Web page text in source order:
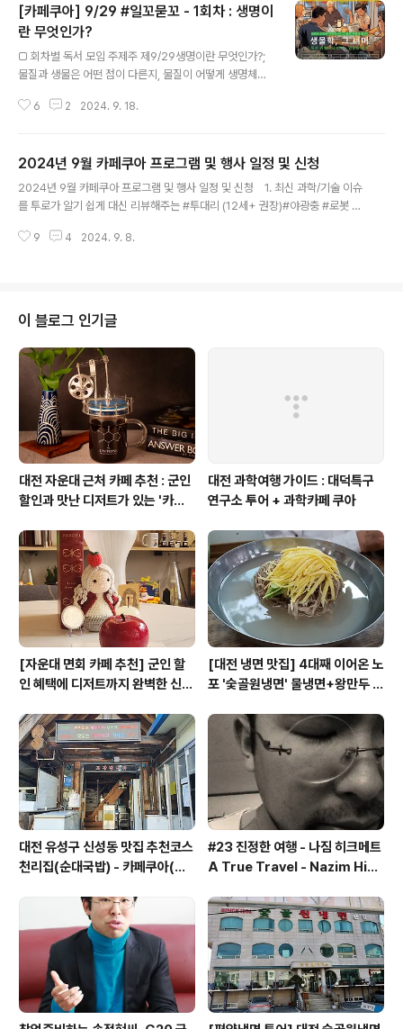
[카페쿠아] 9/29 #일꼬묻꼬 - 1회차 : 생명이
란 무엇인가?
□ 회차별 독서 모임 주제주 제9/29생명이란 무엇인가?;
물질과 생물은 어떤 점이 다른지, 물질이 어떻게 생명체가
라보는 시각이 어떻게 달라졌는지, 달라졌다면 그 이유는
유명한 생물학자인 도킨스와 굴드는 어떤 주제에 대해 전
쟁이라 불릴만큼 오랫동안 논쟁을 했는지 알아본다11/17
사회생물학 논쟁; 윌슨이 주장한 사회생물학은 무엇이고
란은 지금 해소되었는지도 알아본다12/15호모 사피엔스
6 2 2024. 9. 18.
2024년 9월 카페쿠아 프로그램 및 행사 일정 및 신청
2024년 9월 카페쿠아 프로그램 및 행사 일정 및 신청 1. 최신 과학/기술 이슈
를 투로가 알기 쉽게 대신 리뷰해주는 #투대리 (12세+ 권장)#야광충 #로봇 #
진행 : 과학커뮤니케이터 투로(투대리 역), 변태(변사장 역)내용 : 과학은 잘 모
Hb6​ 2. 즐겁고 신기한 초/중급 화학 실험 패키지 #케미케미랩 with (주)리윤
바이오[6회차(초급)]..
9 4 2024. 9. 8.
이 블로그 인기글
대전 자운대 근처 카페 추천 : 군인
할인과 맛난 디저트가 있는 '카페
대전 과학여행 가이드 : 대덕특구
연구소 투어 + 과학카페 쿠아
[자운대 면회 카페 추천] 군인 할
인 혜택에 디저트까지 완벽한 신성
[대전 냉면 맛집] 4대째 이어온 노
포 '숯골원냉면' 물냉면+왕만두 조
대전 유성구 신성동 맛집 추천코스
천리집(순대국밥) - 카페쿠아(커
#23 진정한 여행 - 나짐 히크메트
A True Travel - Nazim Hik